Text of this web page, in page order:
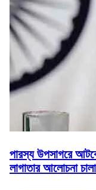
পারস্য উপসাগরে
লাগাতার আলোচনা